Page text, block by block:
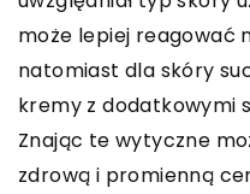
może lepiej reagować
natomiast dla skóry
kremy z dodatkowymi
Znając te wytyczne
zdrową i promienną